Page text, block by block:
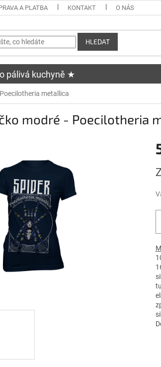
A PLATBA KONTAKT O NÁS
HLEDAT
pálivá kuchyně ★
metallica
modré - Poecilotheria